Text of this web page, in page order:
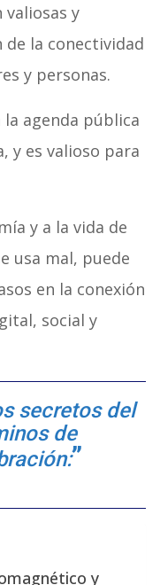
valiosas y
de la conectividad
y personas.
agenda pública
y es valioso para
y a la vida de
usa mal, puede
en la conexión
social y
secretos del
de
y